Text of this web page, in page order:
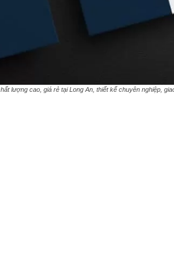
lượng cao, giá rẻ tại Long An, thiết kế chuyên nghiệp,